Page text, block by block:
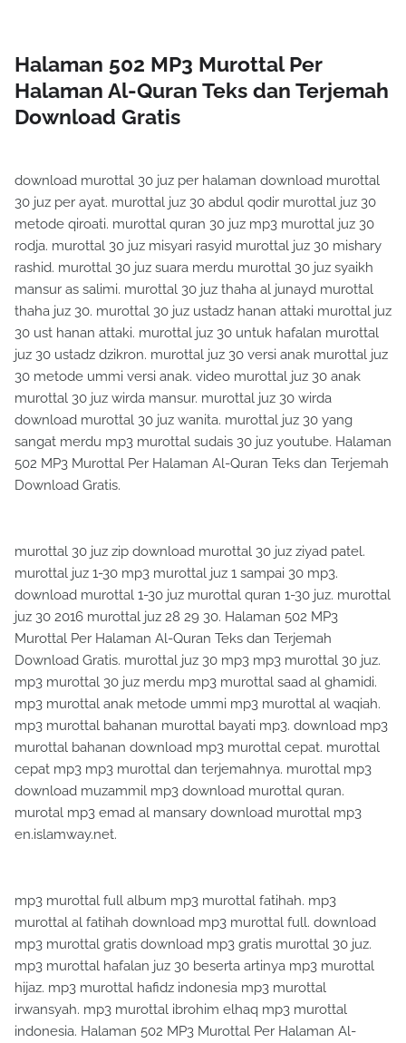
Halaman 502 MP3 Murottal Per
Halaman Al-Quran Teks dan Terjemah
Download Gratis
download murottal 30 juz per halaman download murottal
30 juz per ayat. murottal juz 30 abdul qodir murottal juz 30
metode qiroati. murottal quran 30 juz mp3 murottal juz 30
rodja. murottal 30 juz misyari rasyid murottal juz 30 mishary
rashid. murottal 30 juz suara merdu murottal 30 juz syaikh
mansur as salimi. murottal 30 juz thaha al junayd murottal
thaha juz 30. murottal 30 juz ustadz hanan attaki murottal juz
30 ust hanan attaki. murottal juz 30 untuk hafalan murottal
juz 30 ustadz dzikron. murottal juz 30 versi anak murottal juz
30 metode ummi versi anak. video murottal juz 30 anak
murottal 30 juz wirda mansur. murottal juz 30 wirda
download murottal 30 juz wanita. murottal juz 30 yang
sangat merdu mp3 murottal sudais 30 juz youtube. Halaman
502 MP3 Murottal Per Halaman Al-Quran Teks dan Terjemah
Download Gratis.
murottal 30 juz zip download murottal 30 juz ziyad patel.
murottal juz 1-30 mp3 murottal juz 1 sampai 30 mp3.
download murottal 1-30 juz murottal quran 1-30 juz. murottal
juz 30 2016 murottal juz 28 29 30. Halaman 502 MP3
Murottal Per Halaman Al-Quran Teks dan Terjemah
Download Gratis. murottal juz 30 mp3 mp3 murottal 30 juz.
mp3 murottal 30 juz merdu mp3 murottal saad al ghamidi.
mp3 murottal anak metode ummi mp3 murottal al waqiah.
mp3 murottal bahanan murottal bayati mp3. download mp3
murottal bahanan download mp3 murottal cepat. murottal
cepat mp3 mp3 murottal dan terjemahnya. murottal mp3
download muzammil mp3 download murottal quran.
murotal mp3 emad al mansary download murottal mp3
en.islamway.net.
mp3 murottal full album mp3 murottal fatihah. mp3
murottal al fatihah download mp3 murottal full. download
mp3 murottal gratis download mp3 gratis murottal 30 juz.
mp3 murottal hafalan juz 30 beserta artinya mp3 murottal
hijaz. mp3 murottal hafidz indonesia mp3 murottal
irwansyah. mp3 murottal ibrohim elhaq mp3 murottal
indonesia. Halaman 502 MP3 Murottal Per Halaman Al-